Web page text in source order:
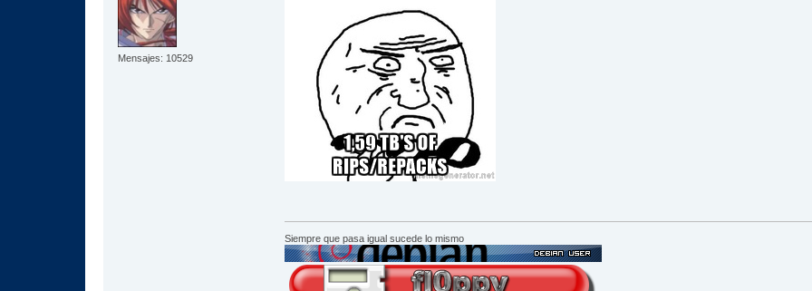
Mensajes: 10529
Siempre que pasa igual sucede lo mismo